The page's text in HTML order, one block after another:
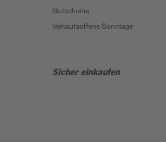
Gutscheine
Verkaufsoffene Sonntage
Sicher einkaufen